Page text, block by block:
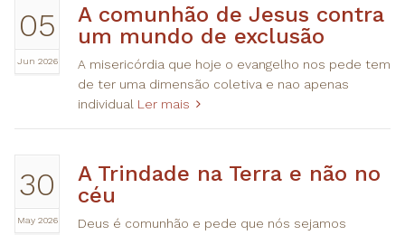
05
Jun 2026
A comunhão de Jesus contra
um mundo de exclusão
A misericórdia que hoje o evangelho nos pede tem
de ter uma dimensão coletiva e nao apenas
individual Ler mais
30
May 2026
A Trindade na Terra e não no
céu
Deus é comunhão e pede que nós sejamos